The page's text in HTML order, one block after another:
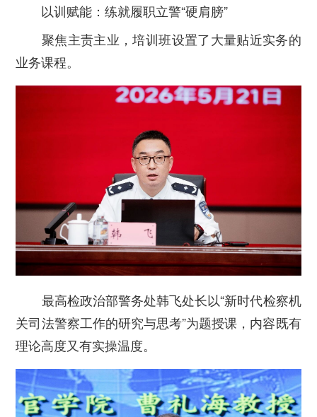
以训赋能：练就履职立警“硬肩膀”
聚焦主责主业，培训班设置了大量贴近实务的
业务课程。
最高检政治部警务处韩飞处长以“新时代检察机
关司法警察工作的研究与思考”为题授课，内容既有
理论高度又有实操温度。